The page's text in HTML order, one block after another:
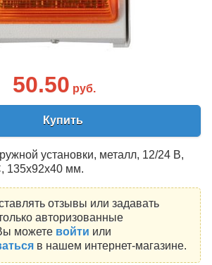
50.50 руб.
Купить
установки, металл, 12/24 В,
135х92х40 мм.
отзывы или задавать
авторизованные
можете войти или
в нашем интернет-магазине.